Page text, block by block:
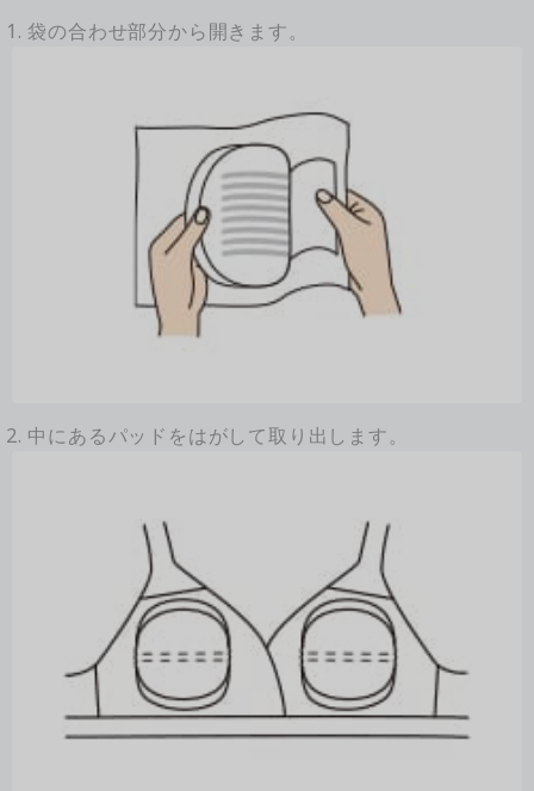
1. 袋の合わせ部分から開きます。
2. 中にあるパッドをはがして取り出します。